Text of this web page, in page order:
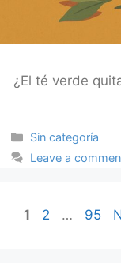
¿El té verde
Categories
Sin categoría
Leave a
Page
1 Page
2 … Page
95